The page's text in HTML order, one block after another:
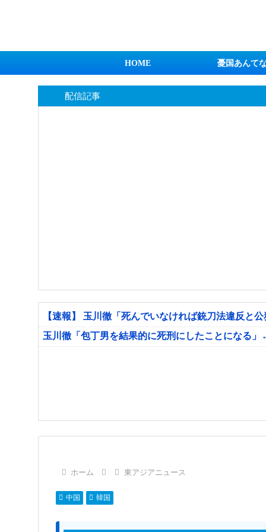
HOME 憂国あんて
配信記事
【速報】 玉川徹「死んでいなければ銃刀法違反と
玉川徹「包丁男を結果的に死刑にしたことになる
ホーム 東アジアニュース
中国 韓国